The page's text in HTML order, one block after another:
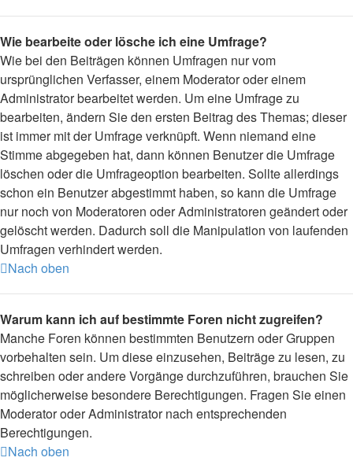
Wie bearbeite oder lösche ich eine Umfrage?
Wie bei den Beiträgen können Umfragen nur vom
ursprünglichen Verfasser, einem Moderator oder einem
Administrator bearbeitet werden. Um eine Umfrage zu
bearbeiten, ändern Sie den ersten Beitrag des Themas; dieser
ist immer mit der Umfrage verknüpft. Wenn niemand eine
Stimme abgegeben hat, dann können Benutzer die Umfrage
löschen oder die Umfrageoption bearbeiten. Sollte allerdings
schon ein Benutzer abgestimmt haben, so kann die Umfrage
nur noch von Moderatoren oder Administratoren geändert oder
gelöscht werden. Dadurch soll die Manipulation von laufenden
Umfragen verhindert werden.
Nach oben
Warum kann ich auf bestimmte Foren nicht zugreifen?
Manche Foren können bestimmten Benutzern oder Gruppen
vorbehalten sein. Um diese einzusehen, Beiträge zu lesen, zu
schreiben oder andere Vorgänge durchzuführen, brauchen Sie
möglicherweise besondere Berechtigungen. Fragen Sie einen
Moderator oder Administrator nach entsprechenden
Berechtigungen.
Nach oben